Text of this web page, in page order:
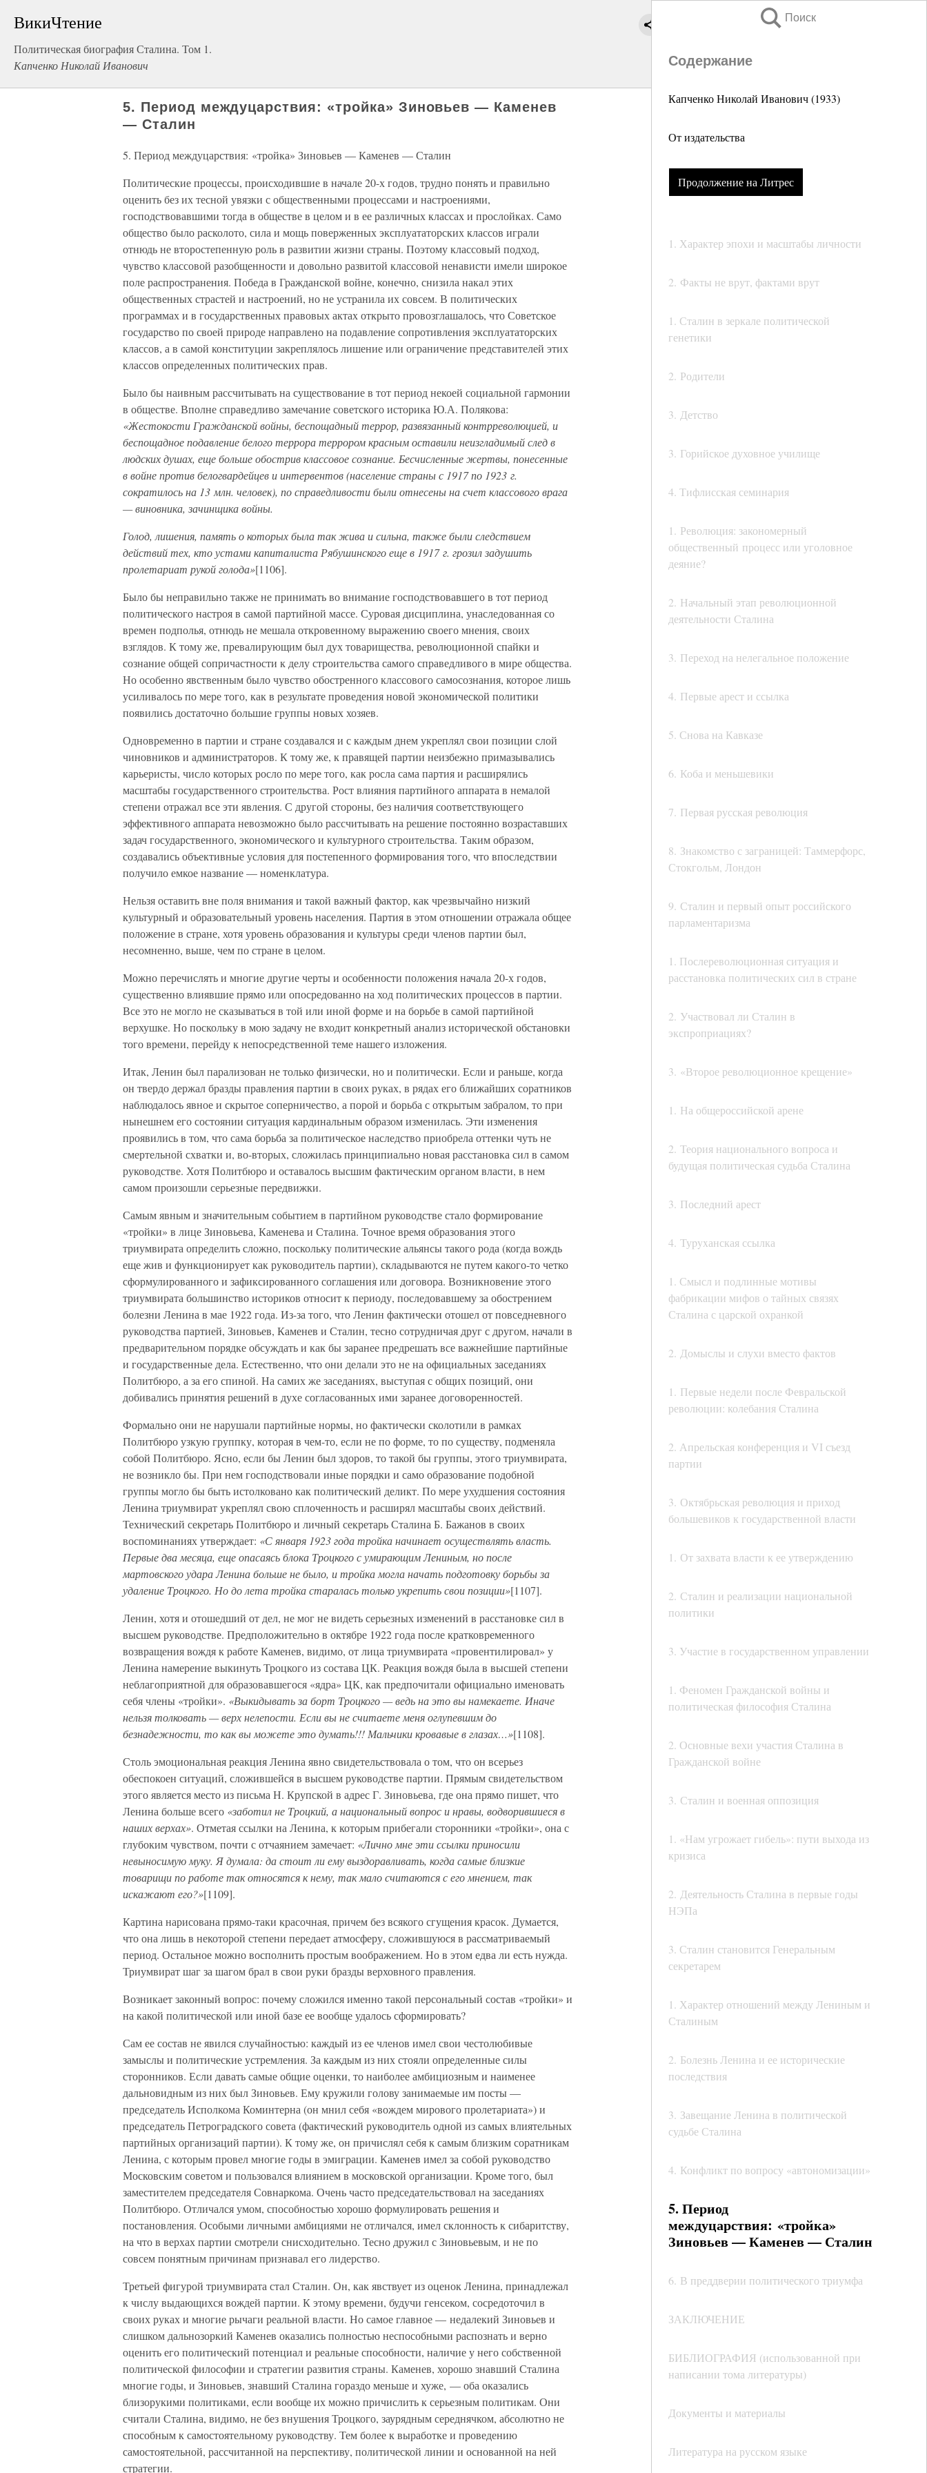
ВикиЧтение
Политическая биография Сталина. Том 1.
Капченко Николай Иванович
Поиск
Содержание
Капченко Николай Иванович (1933)
От издательства
Продолжение на Литрес
1. Характер эпохи и масштабы личности
2. Факты не врут, фактами врут
1. Сталин в зеркале политической
генетики
2. Родители
3. Детство
3. Горийское духовное училище
4. Тифлисская семинария
1. Революция: закономерный
общественный процесс или уголовное
деяние?
2. Начальный этап революционной
деятельности Сталина
3. Переход на нелегальное положение
4. Первые арест и ссылка
5. Снова на Кавказе
6. Коба и меньшевики
7. Первая русская революция
8. Знакомство с заграницей: Таммерфорс,
Стокгольм, Лондон
9. Сталин и первый опыт российского
парламентаризма
1. Послереволюционная ситуация и
расстановка политических сил в стране
2. Участвовал ли Сталин в
экспроприациях?
3. «Второе революционное крещение»
1. На общероссийской арене
2. Теория национального вопроса и
будущая политическая судьба Сталина
3. Последний арест
4. Туpyxанская ссылка
1. Смысл и подлинные мотивы
фабрикации мифов о тайных связях
Сталина с царской охранкой
2. Домыслы и слухи вместо фактов
1. Первые недели после Февральской
революции: колебания Сталина
2. Апрельская конференция и VI съезд
партии
3. Октябрьская революция и приход
большевиков к государственной власти
1. От захвата власти к ее утверждению
2. Сталин и реализации национальной
политики
3. Участие в государственном управлении
1. Феномен Гражданской войны и
политическая философия Сталина
2. Основные вехи участия Сталина в
Гражданской войне
3. Сталин и военная оппозиция
1. «Нам угрожает гибель»: пути выхода из
кризиса
2. Деятельность Сталина в первые годы
НЭПа
3. Сталин становится Генеральным
секретарем
1. Характер отношений между Лениным и
Сталиным
2. Болезнь Ленина и ее исторические
последствия
3. Завещание Ленина в политической
судьбе Сталина
4. Конфликт по вопросу «автономизации»
5. Период
междуцарствия: «тройка»
Зиновьев — Каменев — Сталин
6. В преддверии политического триумфа
ЗАКЛЮЧЕНИЕ
БИБЛИОГРАФИЯ (использованной при
написании тома литературы)
Документы и материалы
Литература на русском языке
5. Период междуцарствия: «тройка» Зиновьев — Каменев
— Сталин
5. Период междуцарствия: «тройка» Зиновьев — Каменев — Сталин
Политические процессы, происходившие в начале 20-х годов, трудно понять и правильно
оценить без их тесной увязки с общественными процессами и настроениями,
господствовавшими тогда в обществе в целом и в ее различных классах и прослойках. Само
общество было расколото, сила и мощь поверженных эксплуататорских классов играли
отнюдь не второстепенную роль в развитии жизни страны. Поэтому классовый подход,
чувство классовой разобщенности и довольно развитой классовой ненависти имели широкое
поле распространения. Победа в Гражданской войне, конечно, снизила накал этих
общественных страстей и настроений, но не устранила их совсем. В политических
программах и в государственных правовых актах открыто провозглашалось, что Советское
государство по своей природе направлено на подавление сопротивления эксплуататорских
классов, а в самой конституции закреплялось лишение или ограничение представителей этих
классов определенных политических прав.
Было бы наивным рассчитывать на существование в тот период некоей социальной гармонии
в обществе. Вполне справедливо замечание советского историка Ю.А. Полякова:
«Жестокости Гражданской войны, беспощадный террор, развязанный контрреволюцией, и
беспощадное подавление белого террора террором красным оставили неизгладимый след в
людских душах, еще больше обострив классовое сознание. Бесчисленные жертвы, понесенные
в войне против белогвардейцев и интервентов (население страны с 1917 по 1923 г.
сократилось на 13 млн. человек), по справедливости были отнесены на счет классового врага
— виновника, зачинщика войны.
Голод, лишения, память о которых была так жива и сильна, также были следствием
действий тех, кто устами капиталиста Рябушинского еще в 1917 г. грозил задушить
пролетариат рукой голода»[1106].
Было бы неправильно также не принимать во внимание господствовавшего в тот период
политического настроя в самой партийной массе. Суровая дисциплина, унаследованная со
времен подполья, отнюдь не мешала откровенному выражению своего мнения, своих
взглядов. К тому же, превалирующим был дух товарищества, революционной спайки и
сознание общей сопричастности к делу строительства самого справедливого в мире общества.
Но особенно явственным было чувство обостренного классового самосознания, которое лишь
усиливалось по мере того, как в результате проведения новой экономической политики
появились достаточно большие группы новых хозяев.
Одновременно в партии и стране создавался и с каждым днем укреплял свои позиции слой
чиновников и администраторов. К тому же, к правящей партии неизбежно примазывались
карьеристы, число которых росло по мере того, как росла сама партия и расширялись
масштабы государственного строительства. Рост влияния партийного аппарата в немалой
степени отражал все эти явления. С другой стороны, без наличия соответствующего
эффективного аппарата невозможно было рассчитывать на решение постоянно возраставших
задач государственного, экономического и культурного строительства. Таким образом,
создавались объективные условия для постепенного формирования того, что впоследствии
получило емкое название — номенклатура.
Нельзя оставить вне поля внимания и такой важный фактор, как чрезвычайно низкий
культурный и образовательный уровень населения. Партия в этом отношении отражала общее
положение в стране, хотя уровень образования и культуры среди членов партии был,
несомненно, выше, чем по стране в целом.
Можно перечислять и многие другие черты и особенности положения начала 20-х годов,
существенно влиявшие прямо или опосредованно на ход политических процессов в партии.
Все это не могло не сказываться в той или иной форме и на борьбе в самой партийной
верхушке. Но поскольку в мою задачу не входит конкретный анализ исторической обстановки
того времени, перейду к непосредственной теме нашего изложения.
Итак, Ленин был парализован не только физически, но и политически. Если и раньше, когда
он твердо держал бразды правления партии в своих руках, в рядах его ближайших соратников
наблюдалось явное и скрытое соперничество, а порой и борьба с открытым забралом, то при
нынешнем его состоянии ситуация кардинальным образом изменилась. Эти изменения
проявились в том, что сама борьба за политическое наследство приобрела оттенки чуть не
смертельной схватки и, во-вторых, сложилась принципиально новая расстановка сил в самом
руководстве. Хотя Политбюро и оставалось высшим фактическим органом власти, в нем
самом произошли серьезные передвижки.
Самым явным и значительным событием в партийном руководстве стало формирование
«тройки» в лице Зиновьева, Каменева и Сталина. Точное время образования этого
триумвирата определить сложно, поскольку политические альянсы такого рода (когда вождь
еще жив и функционирует как руководитель партии), складываются не путем какого-то четко
сформулированного и зафиксированного соглашения или договора. Возникновение этого
триумвирата большинство историков относит к периоду, последовавшему за обострением
болезни Ленина в мае 1922 года. Из-за того, что Ленин фактически отошел от повседневного
руководства партией, Зиновьев, Каменев и Сталин, тесно сотрудничая друг с другом, начали в
предварительном порядке обсуждать и как бы заранее предрешать все важнейшие партийные
и государственные дела. Естественно, что они делали это не на официальных заседаниях
Политбюро, а за его спиной. На самих же заседаниях, выступая с общих позиций, они
добивались принятия решений в духе согласованных ими заранее договоренностей.
Формально они не нарушали партийные нормы, но фактически сколотили в рамках
Политбюро узкую группку, которая в чем-то, если не по форме, то по существу, подменяла
собой Политбюро. Ясно, если бы Ленин был здоров, то такой бы группы, этого триумвирата,
не возникло бы. При нем господствовали иные порядки и само образование подобной
группы могло бы быть истолковано как политический деликт. По мере ухудшения состояния
Ленина триумвират укреплял свою сплоченность и расширял масштабы своих действий.
Технический секретарь Политбюро и личный секретарь Сталина Б. Бажанов в своих
воспоминаниях утверждает: «С января 1923 года тройка начинает осуществлять власть.
Первые два месяца, еще опасаясь блока Троцкого с умирающим Лениным, но после
мартовского удара Ленина больше не было, и тройка могла начать подготовку борьбы за
удаление Троцкого. Но до лета тройка старалась только укрепить свои позиции»[1107].
Ленин, хотя и отошедший от дел, не мог не видеть серьезных изменений в расстановке сил в
высшем руководстве. Предположительно в октябре 1922 года после кратковременного
возвращения вождя к работе Каменев, видимо, от лица триумвирата «провентилировал» у
Ленина намерение выкинуть Троцкого из состава ЦК. Реакция вождя была в высшей степени
неблагоприятной для образовавшегося «ядра» ЦК, как предпочитали официально именовать
себя члены «тройки». «Выкидывать за борт Троцкого — ведь на это вы намекаете. Иначе
нельзя толковать — верх нелепости. Если вы не считаете меня оглупевшим до
безнадежности, то как вы можете это думать!!! Мальчики кровавые в глазах…»[1108].
Столь эмоциональная реакция Ленина явно свидетельствовала о том, что он всерьез
обеспокоен ситуаций, сложившейся в высшем руководстве партии. Прямым свидетельством
этого является место из письма Н. Крупской в адрес Г. Зиновьева, где она прямо пишет, что
Ленина больше всего «заботил не Троцкий, а национальный вопрос и нравы, водворившиеся в
наших верхах». Отметая ссылки на Ленина, к которым прибегали сторонники «тройки», она с
глубоким чувством, почти с отчаянием замечает: «Лично мне эти ссылки приносили
невыносимую муку. Я думала: да стоит ли ему выздоравливать, когда самые близкие
товарищи по работе так относятся к нему, так мало считаются с его мнением, так
искажают его?»[1109].
Картина нарисована прямо-таки красочная, причем без всякого сгущения красок. Думается,
что она лишь в некоторой степени передает атмосферу, сложившуюся в рассматриваемый
период. Остальное можно восполнить простым воображением. Но в этом едва ли есть нужда.
Триумвират шаг за шагом брал в свои руки бразды верховного правления.
Возникает законный вопрос: почему сложился именно такой персональный состав «тройки» и
на какой политической или иной базе ее вообще удалось сформировать?
Сам ее состав не явился случайностью: каждый из ее членов имел свои честолюбивые
замыслы и политические устремления. За каждым из них стояли определенные силы
сторонников. Если давать самые общие оценки, то наиболее амбициозным и наименее
дальновидным из них был Зиновьев. Ему кружили голову занимаемые им посты —
председатель Исполкома Коминтерна (он мнил себя «вождем мирового пролетариата») и
председатель Петроградского совета (фактический руководитель одной из самых влиятельных
партийных организаций партии). К тому же, он причислял себя к самым близким соратникам
Ленина, с которым провел многие годы в эмиграции. Каменев имел за собой руководство
Московским советом и пользовался влиянием в московской организации. Кроме того, был
заместителем председателя Совнаркома. Очень часто председательствовал на заседаниях
Политбюро. Отличался умом, способностью хорошо формулировать решения и
постановления. Особыми личными амбициями не отличался, имел склонность к сибаритству,
на что в верхах партии смотрели снисходительно. Тесно дружил с Зиновьевым, и не по
совсем понятным причинам признавал его лидерство.
Третьей фигурой триумвирата стал Сталин. Он, как явствует из оценок Ленина, принадлежал
к числу выдающихся вождей партии. К этому времени, будучи генсеком, сосредоточил в
своих руках и многие рычаги реальной власти. Но самое главное — недалекий Зиновьев и
слишком дальнозоркий Каменев оказались полностью неспособными распознать и верно
оценить его политический потенциал и реальные способности, наличие у него собственной
политической философии и стратегии развития страны. Каменев, хорошо знавший Сталина
многие годы, и Зиновьев, знавший Сталина гораздо меньше и хуже, — оба оказались
близорукими политиками, если вообще их можно причислить к серьезным политикам. Они
считали Сталина, видимо, не без внушения Троцкого, заурядным середнячком, абсолютно не
способным к самостоятельному руководству. Тем более к выработке и проведению
самостоятельной, рассчитанной на перспективу, политической линии и основанной на ней
стратегии.